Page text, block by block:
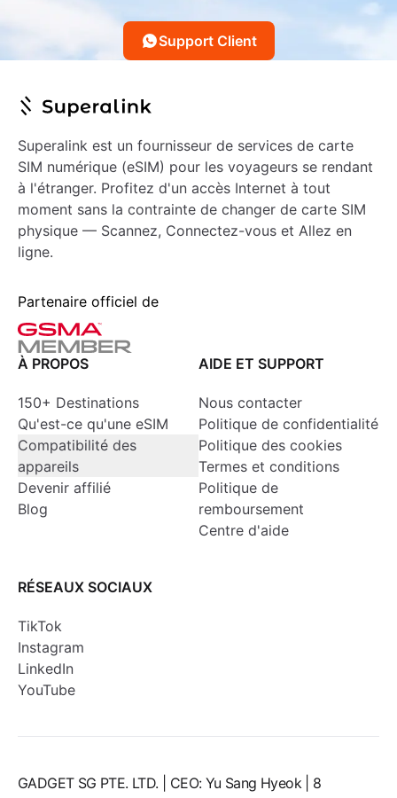
Support Client
Superalink est un fournisseur de services de carte
SIM numérique (eSIM) pour les voyageurs se rendant
à l'étranger. Profitez d'un accès Internet à tout
moment sans la contrainte de changer de carte SIM
physique — Scannez, Connectez-vous et Allez en
ligne.
Partenaire officiel de
À PROPOS
150+ Destinations
Qu'est-ce qu'une eSIM
Compatibilité des
appareils
Devenir affilié
Blog
AIDE ET SUPPORT
Nous contacter
Politique de confidentialité
Politique des cookies
Termes et conditions
Politique de
remboursement
Centre d'aide
RÉSEAUX SOCIAUX
TikTok
Instagram
LinkedIn
YouTube
GADGET SG PTE. LTD. | CEO: Yu Sang Hyeok | 8